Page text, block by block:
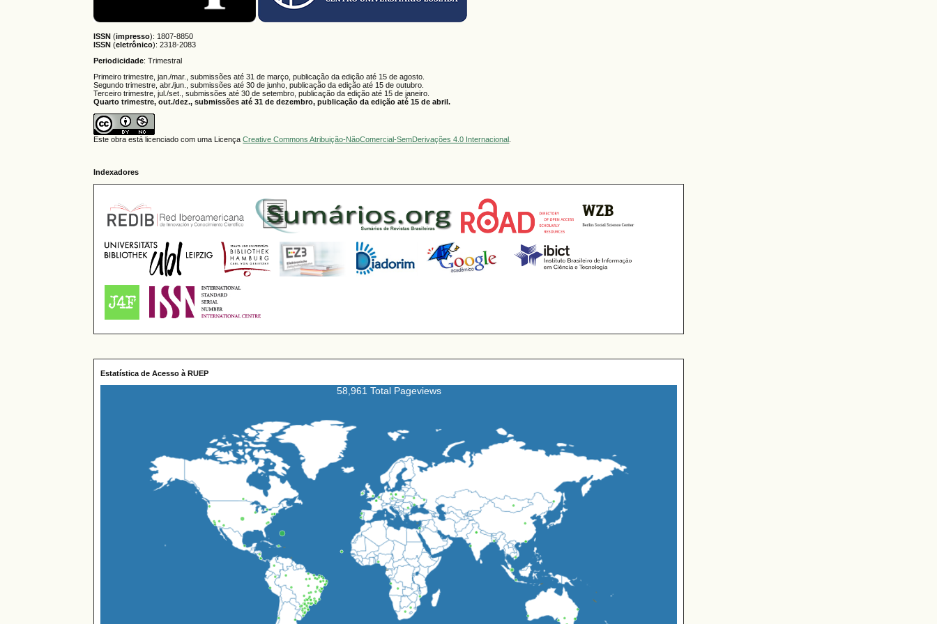
ISSN (impresso): 1807-8850
ISSN (eletrônico):2318-2083
Periodicidade: Trimestral
Primeiro trimestre, jan./mar., submissões até 31 de março, publicação da edição até 15 de agosto.
Segundo trimestre, abr./jun., submissões até 30 de junho, publicação da edição até 15 de outubro.
Terceiro trimestre, jul./set., submissões até 30 de setembro, publicação da edição até 15 de janeiro.
Quarto trimestre, out./dez., submissões até 31 de dezembro, publicação da edição até 15 de abril.
Este obra está licenciado com uma LicençaCreative Commons Atribuição-NãoComercial-SemDerivações 4.0 Internacional
Indexadores
Estatística de Acesso à RUEP
58,961 Total Pageviews